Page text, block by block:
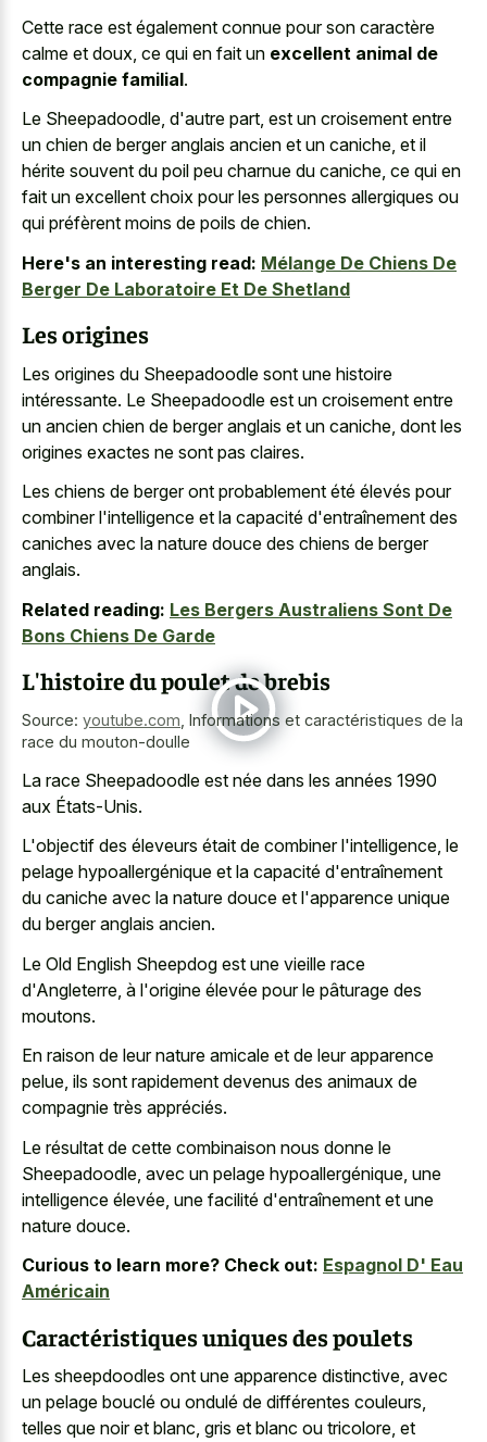
Cette race est également connue pour son caractère
calme et doux, ce qui en fait un excellent animal de
compagnie familial.
Le Sheepadoodle, d'autre part, est un croisement entre
un chien de berger anglais ancien et un caniche, et il
hérite souvent du poil peu charnue du caniche, ce qui en
fait un excellent choix pour les personnes allergiques ou
qui préfèrent moins de poils de chien.
Here's an interesting read: Mélange De Chiens De
Berger De Laboratoire Et De Shetland
Les origines
Les origines du Sheepadoodle sont une histoire
intéressante. Le Sheepadoodle est un croisement entre
un ancien chien de berger anglais et un caniche, dont les
origines exactes ne sont pas claires.
Les chiens de berger ont probablement été élevés pour
combiner l'intelligence et la capacité d'entraînement des
caniches avec la nature douce des chiens de berger
anglais.
Related reading: Les Bergers Australiens Sont De
Bons Chiens De Garde
L'histoire du poulet de brebis
Source: youtube.com Informations et caractéristiques de la
race du mouton-doulle
La race Sheepadoodle est née dans les années 1990
aux États-Unis.
L'objectif des éleveurs était de combiner l'intelligence, le
pelage hypoallergénique et la capacité d'entraînement
du caniche avec la nature douce et l'apparence unique
du berger anglais ancien.
Le Old English Sheepdog est une vieille race
d'Angleterre, à l'origine élevée pour le pâturage des
moutons.
En raison de leur nature amicale et de leur apparence
pelue, ils sont rapidement devenus des animaux de
compagnie très appréciés.
Le résultat de cette combinaison nous donne le
Sheepadoodle, avec un pelage hypoallergénique, une
intelligence élevée, une facilité d'entraînement et une
nature douce.
Curious to learn more? Check out: Espagnol D' Eau
Américain
Caractéristiques uniques des poulets
Les sheepdoodles ont une apparence distinctive, avec
un pelage bouclé ou ondulé de différentes couleurs,
telles que noir et blanc, gris et blanc ou tricolore, et